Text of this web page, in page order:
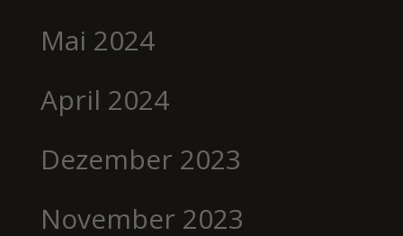
Mai 2024
April 2024
Dezember 2023
November 2023